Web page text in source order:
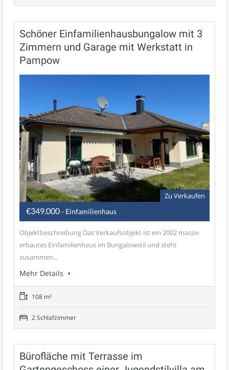
Schöner Einfamilienhausbungalow mit 3
Zimmern und Garage mit Werkstatt in
Pampow
Zu Verkaufen
€349.000- Einfamilienhaus
Objektbeschreibung Das Verkaufsobjekt ist ein 2002 massiv
erbautes Einfamilienhaus im Bungalowstil und steht
zusammen...
Mehr Details
108 m²
2 Schlafzimmer
Bürofläche mit Terrasse im